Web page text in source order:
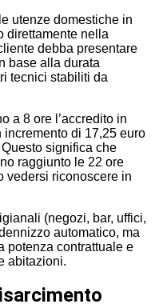
utenze domestiche in
direttamente nella
debba presentare
base alla durata
tecnici stabiliti da
a 8 ore l’accredito in
incremento di 17,25 euro
significa che
raggiunto le 22 ore
vedersi riconoscere in
(negozi, bar, uffici,
automatico, ma
potenza contrattuale e
abitazioni.